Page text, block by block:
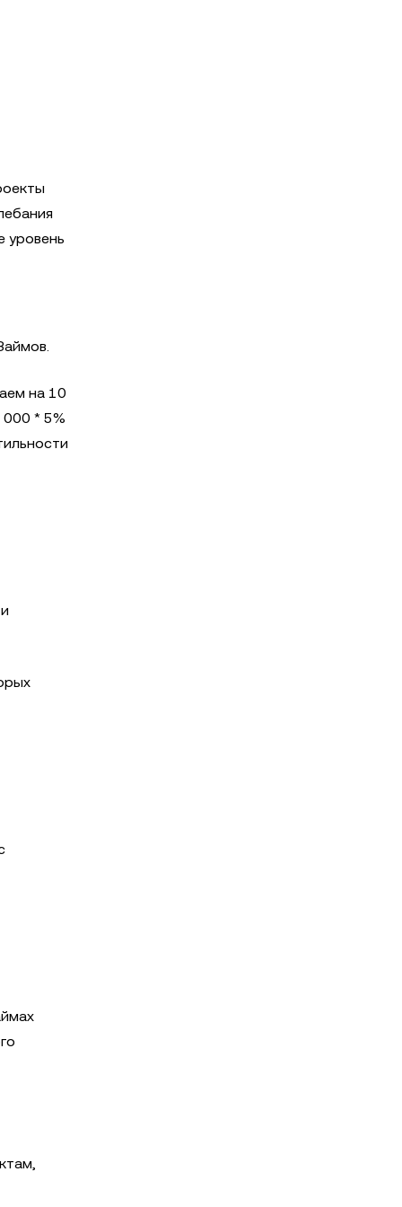
уровень
на 10
000 * 5%